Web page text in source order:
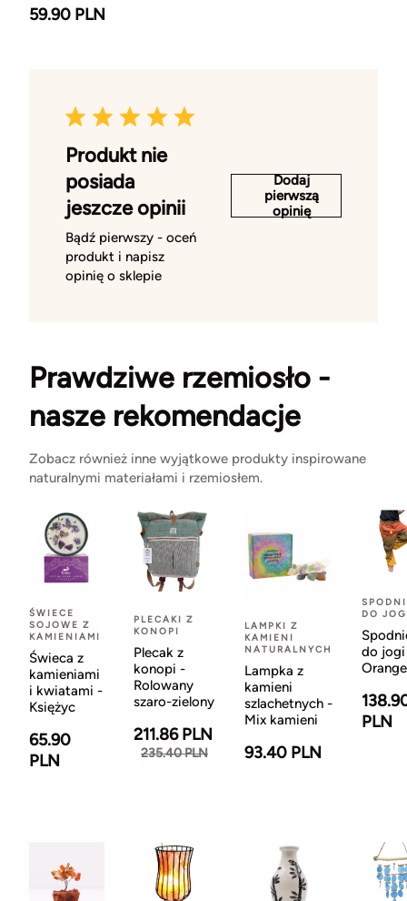
59.90 PLN
Produkt nie
posiada
jeszcze opinii
Bądź pierwszy - oceń
produkt i napisz
opinię o sklepie
Dodaj
pierwszą
opinię
Prawdziwe rzemiosło -
nasze rekomendacje
Zobacz również inne wyjątkowe produkty inspirowane
naturalnymi materiałami i rzemiosłem.
ŚWIECE
SOJOWE Z
KAMIENIAMI
Świeca z
kamieniami
i kwiatami -
Księżyc
65.90
PLN
PLECAKI Z
KONOPI
Plecak z
konopi -
Rolowany
szaro-zielony
211.86 PLN
235.40 PLN
LAMPKI Z
KAMIENI
NATURALNYCH
Lampka z
kamieni
szlachetnych -
Mix kamieni
93.40 PLN
DO
do
Orange
PLN